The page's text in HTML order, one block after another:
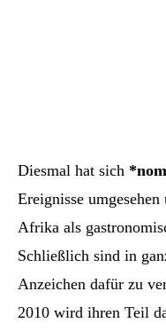
Diesmal hat sich
Ereignisse
Afrika als
Schließlich sind in
Anzeichen dafür zu
2010 wird ihren Teil